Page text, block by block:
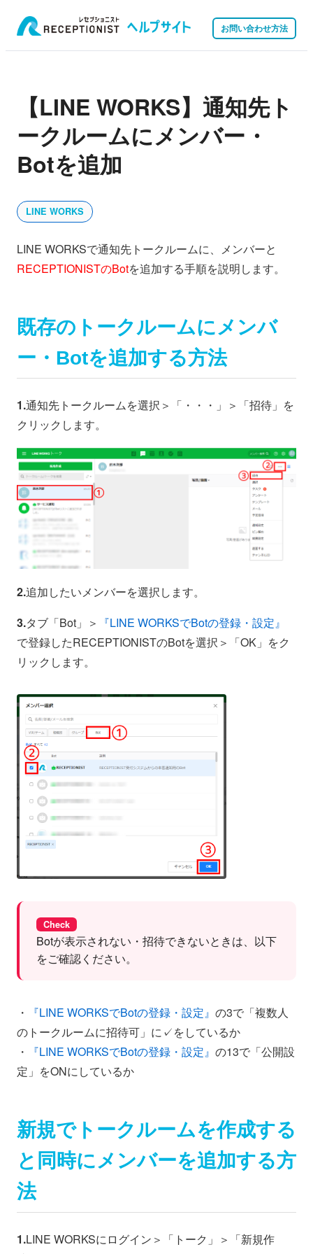
お問い合わせ方法
【LINE WORKS】通知先ト
ークルームにメンバー・
Botを追加
LINE WORKS
LINE WORKSで通知先トークルームに、メンバーと
RECEPTIONISTのBotを追加する手順を説明します。
既存のトークルームにメンバ
ー・Botを追加する方法
1.通知先トークルームを選択＞「・・・」＞「招待」を
クリックします。
2.追加したいメンバーを選択します。
3.タブ「Bot」＞ 『LINE WORKSでBotの登録・設定』
で登録したRECEPTIONISTのBotを選択＞「OK」をク
リックします。
Check
Botが表示されない・招待できないときは、以下
をご確認ください。
・ 『LINE WORKSでBotの登録・設定』 の3で「複数人
のトークルームに招待可」に✓をしているか
・
『LINE WORKSでBotの登録・設定』 の13で「公開設
定」をONにしているか
新規でトークルームを作成する
と同時にメンバーを追加する方
法
1.LINE WORKSにログイン＞「トーク」＞「新規作